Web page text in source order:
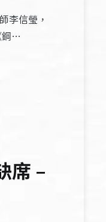
李信瑩，
鋼…
席 –